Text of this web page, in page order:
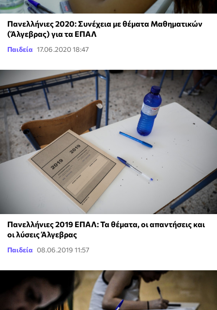
Πανελλήνιες 2020: Συνέχεια με θέματα Μαθηματικών
(Άλγεβρας) για τα ΕΠΑΛ
Παιδεία 17.06.2020 18:47
Πανελλήνιες 2019 ΕΠΑΛ: Τα θέματα, οι απαντήσεις και
οι λύσεις Άλγεβρας
Παιδεία 08.06.2019 11:57